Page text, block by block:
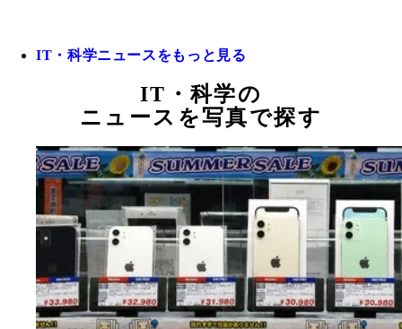
IT・科学ニュースをもっと見る
IT・科学の
ニュースを写真で探す